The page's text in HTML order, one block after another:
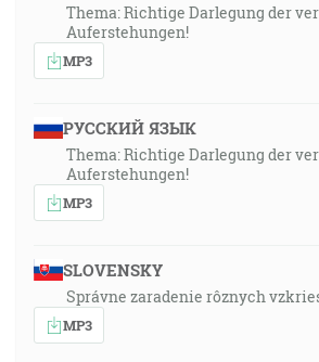
Thema: Richtige Darlegung der
Auferstehungen!
MP3
РУССКИЙ ЯЗЫК
Thema: Richtige Darlegung der
Auferstehungen!
MP3
SLOVENSKY
Správne zaradenie rôznych
MP3